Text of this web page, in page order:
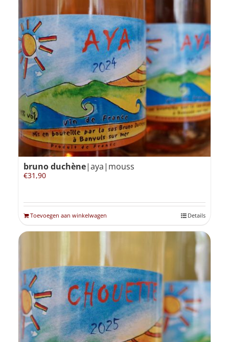
bruno duchène|aya|mouss
€31,90
Toevoegen aan winkelwagen Details